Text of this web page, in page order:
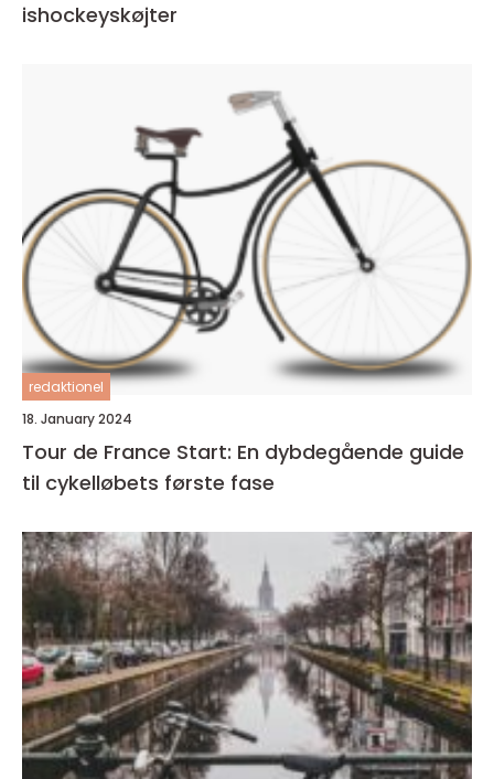
ishockeyskøjter
redaktionel
18. January 2024
Tour de France Start: En dybdegående guide
til cykelløbets første fase